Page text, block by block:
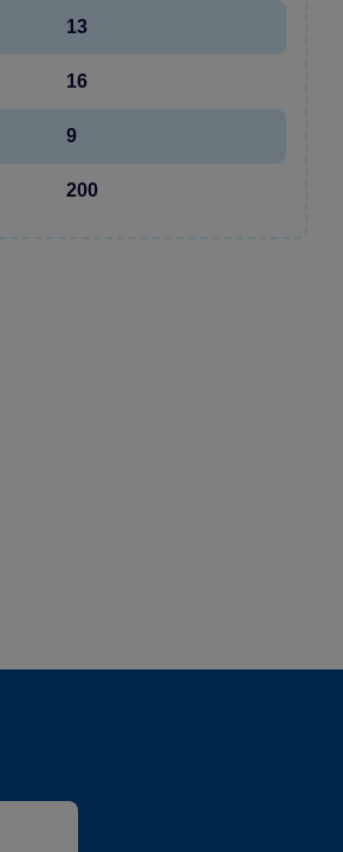
13
16
9
200